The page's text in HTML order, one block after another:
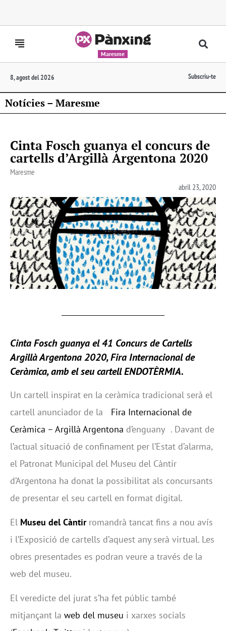
Maresme
8, agost del 2026 Subscriu-te
Notícies – Maresme
Cinta Fosch guanya el concurs de
cartells d’Argillà Argentona 2020
Maresme
abril 23, 2020
Cinta Fosch guanya el 41 Concurs de Cartells
Argillà Argentona 2020, Fira Internacional de
Ceràmica, amb el seu cartell ENDOTÈRMIA.
Un cartell inspirat en la ceràmica tradicional serà el
cartell anunciador de la Fira Internacional de
Ceràmica – Argillà Argentona d’enguany . Davant de
l’actual situació de confinament per l’Estat d’alarma,
el Patronat Municipal del Museu del Càntir
d’Argentona ha donat la possibilitat als concursants
de presentar el seu cartell en format digital.
El Museu del Càntirromandrà tancat fins a nou avís
i l’Exposició de cartells d’aquest any serà virtual. Les
obres presentades es podran veure a través de la
web del museu.
El veredicte del jurat s’ha fet públic també
mitjançant la web del museu i xarxes socials